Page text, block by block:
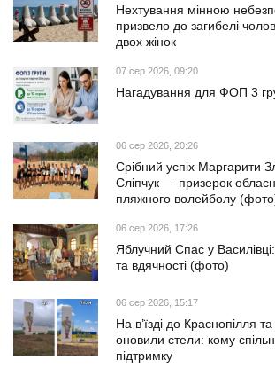
Нехтування мінною
призвело до загибелі
двох жінок
07 сер 2026, 09:20
Нагадування для ФОП 3
06 сер 2026, 20:26
Срібний успіх Маргарити
Сліпчук — призерок
пляжного волейболу
06 сер 2026, 17:26
Яблучний Спас у Василівці:
та вдячності (фото)
06 сер 2026, 15:17
На в’їзді до Краснопілля
оновили стели: кому
підтримку